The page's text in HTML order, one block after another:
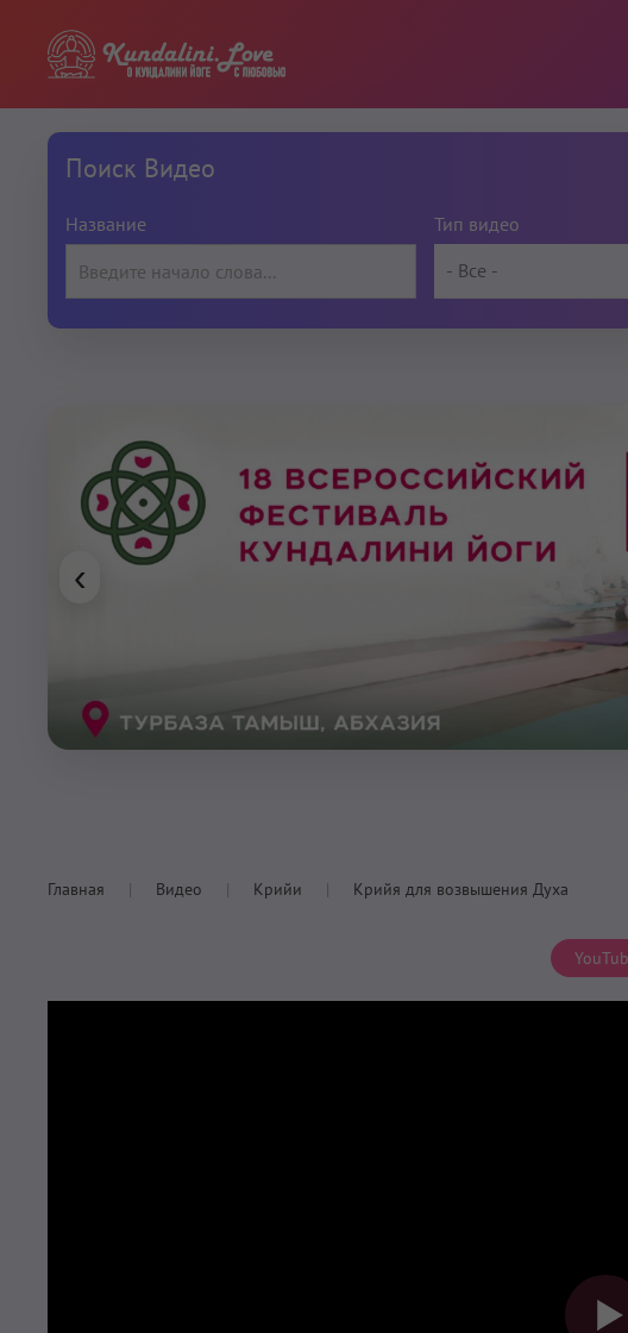
Поиск Видео
Название Тип видео
‹
Главная Видео Крийи Крийя для возвышения Духа